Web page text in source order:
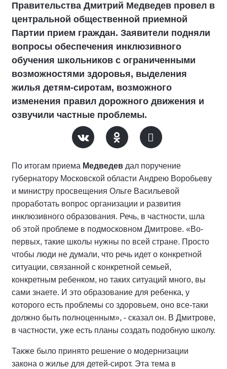
Правительства Дмитрий Медведев провел в
центральной общественной приемной
Партии прием граждан. Заявители подняли
вопросы обеспечения инклюзивного
обучения школьников с ограниченными
возможностями здоровья, выделения
жилья детям-сиротам, возможного
изменения правил дорожного движения и
озвучили частные проблемы.
По итогам приема Медведев дал поручение
губернатору Московской области Андрею Воробьеву
и министру просвещения Ольге Васильевой
проработать вопрос организации и развития
инклюзивного образования. Речь, в частности, шла
об этой проблеме в подмосковном Дмитрове. «Во-
первых, такие школы нужны по всей стране. Просто
чтобы люди не думали, что речь идет о конкретной
ситуации, связанной с конкретной семьей,
конкретным ребенком, но таких ситуаций много, вы
сами знаете. И это образование для ребенка, у
которого есть проблемы со здоровьем, оно все-таки
должно быть полноценным», - сказал он. В Дмитрове,
в частности, уже есть планы создать подобную школу.
Также было принято решение о модернизации
закона о жилье для детей-сирот. Эта тема в